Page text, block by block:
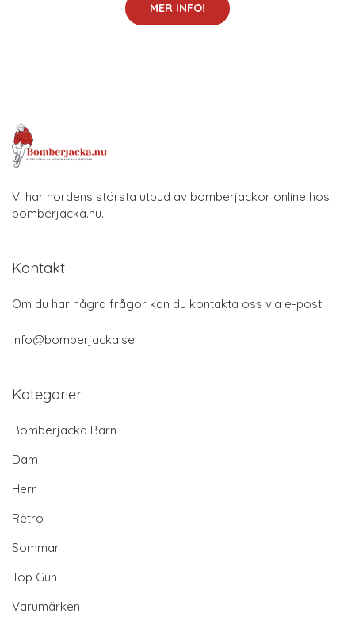
MER INFO!
Vi har nordens största utbud av bomberjackor online hos
bomberjacka.nu.
Kontakt
Om du har några frågor kan du kontakta oss via e-post:
info@bomberjacka.se
Kategorier
Bomberjacka Barn
Dam
Herr
Retro
Sommar
Top Gun
Varumärken